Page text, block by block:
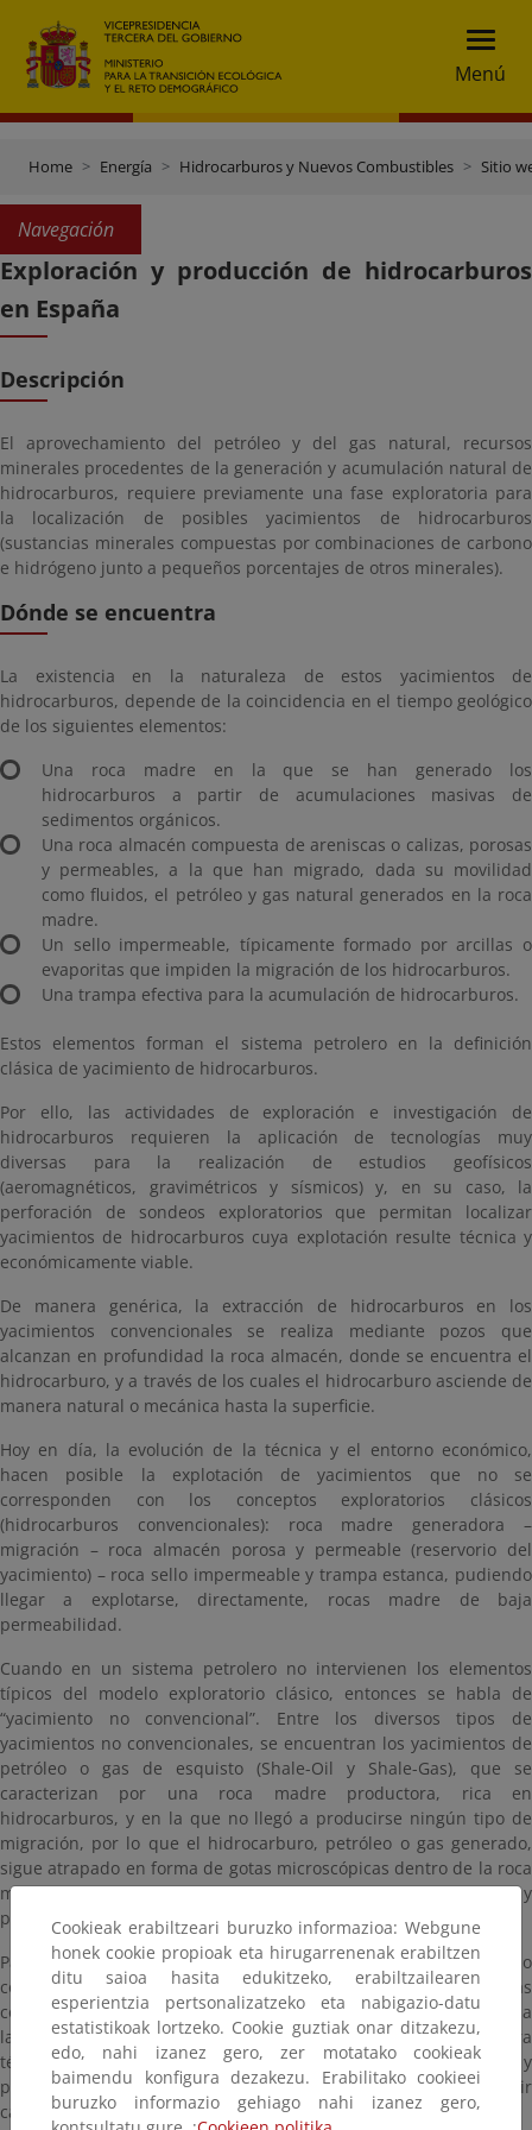
Menú
Home Energía Hidrocarburos y Nuevos Combustibles Sitio
Navegación
Exploración y producción de hidrocarburos
en España
Descripción
El aprovechamiento del petróleo y del gas natural, recursos
minerales procedentes de la generación y acumulación natural de
hidrocarburos, requiere previamente una fase exploratoria para
la localización de posibles yacimientos de hidrocarburos
(sustancias minerales compuestas por combinaciones de carbono
e hidrógeno junto a pequeños porcentajes de otros minerales).
Dónde se encuentra
La existencia en la naturaleza de estos yacimientos de
hidrocarburos, depende de la coincidencia en el tiempo geológico
de los siguientes elementos:
Una roca madre en la que se han generado los
hidrocarburos a partir de acumulaciones masivas de
sedimentos orgánicos.
Una roca almacén compuesta de areniscas o calizas, porosas
y permeables, a la que han migrado, dada su movilidad
como fluidos, el petróleo y gas natural generados en la roca
madre.
Un sello impermeable, típicamente formado por arcillas o
evaporitas que impiden la migración de los hidrocarburos.
Una trampa efectiva para la acumulación de hidrocarburos.
Estos elementos forman el sistema petrolero en la definición
clásica de yacimiento de hidrocarburos.
Por ello, las actividades de exploración e investigación de
hidrocarburos requieren la aplicación de tecnologías muy
diversas para la realización de estudios geofísicos
(aeromagnéticos, gravimétricos y sísmicos) y, en su caso, la
perforación de sondeos exploratorios que permitan localizar
yacimientos de hidrocarburos cuya explotación resulte técnica y
económicamente viable.
De manera genérica, la extracción de hidrocarburos en los
yacimientos convencionales se realiza mediante pozos que
alcanzan en profundidad la roca almacén, donde se encuentra el
hidrocarburo, y a través de los cuales el hidrocarburo asciende de
manera natural o mecánica hasta la superficie.
Hoy en día, la evolución de la técnica y el entorno económico,
hacen posible la explotación de yacimientos que no se
corresponden con los conceptos exploratorios clásicos
(hidrocarburos convencionales): roca madre generadora –
migración – roca almacén porosa y permeable (reservorio del
yacimiento) – roca sello impermeable y trampa estanca, pudiendo
llegar a explotarse, directamente, rocas madre de baja
permeabilidad.
Cuando en un sistema petrolero no intervienen los elementos
típicos del modelo exploratorio clásico, entonces se habla de
“yacimiento no convencional”. Entre los diversos tipos de
yacimientos no convencionales, se encuentran los yacimientos de
petróleo o gas de esquisto (Shale-Oil y Shale-Gas), que se
caracterizan por una roca madre productora, rica en
hidrocarburos, y en la que no llegó a producirse ningún tipo de
migración, por lo que el hidrocarburo, petróleo o gas generado,
sigue atrapado en forma de gotas microscópicas dentro de la roca
madre, y no puede fluir debido a la baja permeabilidad y
porosidad característica de estos yacimientos.
Para la extracción de los hidrocarburos en los yacimientos no
convencionales es necesario estimular el pozo mediante técnicas
como la fracturación hidráulica de alto volumen, o recurriendo a
la perforación de multilaterales desde un pozo principal u otra
técnica que consiga aumentar artificialmente la porosidad y
permeabilidad de estos yacimientos, con el objetivo de producir
caudales y volúmenes que resulten económicos.
Cookieak erabiltzeari buruzko informazioa: Webgune
honek cookie propioak eta hirugarrenenak erabiltzen
ditu saioa hasita edukitzeko, erabiltzailearen
esperientzia pertsonalizatzeko eta nabigazio-datu
estatistikoak lortzeko. Cookie guztiak onar ditzakezu,
edo, nahi izanez gero, zer motatako cookieak
baimendu konfigura dezakezu. Erabilitako cookieei
buruzko informazio gehiago nahi izanez gero,